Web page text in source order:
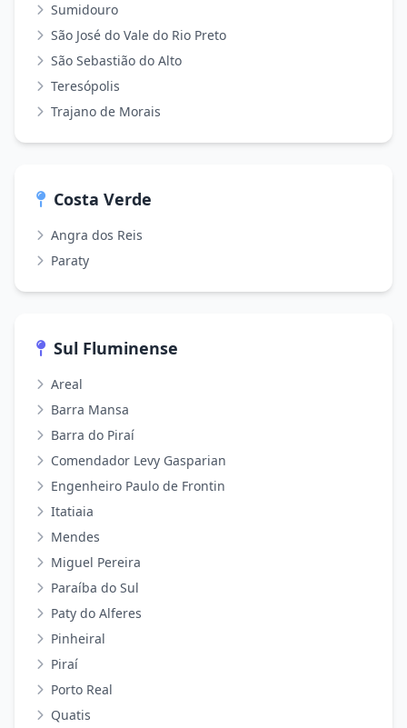
Sumidouro
São José do Vale do Rio Preto
São Sebastião do Alto
Teresópolis
Trajano de Morais
Costa Verde
Angra dos Reis
Paraty
Sul Fluminense
Areal
Barra Mansa
Barra do Piraí
Comendador Levy Gasparian
Engenheiro Paulo de Frontin
Itatiaia
Mendes
Miguel Pereira
Paraíba do Sul
Paty do Alferes
Pinheiral
Piraí
Porto Real
Quatis